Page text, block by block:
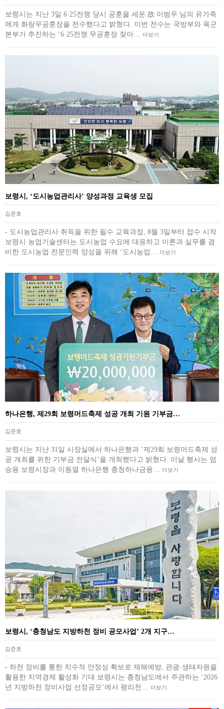
보령시는 지난 3일 6·25전쟁 당시 공훈을 세운 故 이범우 님의 유가족
에게 화랑무공훈장을 전수했다고 밝혔다. 이번 전수는 국방부와 육군
본부가 추진하는 ‘6·25전쟁 무공훈장 찾아… 더보기
보령시, ‘도시농업관리사’ 양성과정 교육생 모집
김준호
- 도시농업관리사 취득을 위한 필수 교육과정, 8월 3일부터 접수 시작
보령시 농업기술센터는 도시농업 수요에 대응하고 이론과 실무를 겸
비한 도시농업 전문인력 양성을 위해 ‘도시농업… 더보기
하나은행, 제29회 보령머드축제 성공 개최 기원 기부금…
김준호
보령시는 지난 31일 시장실에서 하나은행과 ‘제29회 보령머드축제 성
공 개최를 위한 기부금 전달식’을 개최했다고 밝혔다. 이날 행사는 엄
승용 보령시장과 이동열 하나은행 충청하나금융…
더보기
보령시, ‘충청남도 지방하천 정비 공모사업’ 2개 지구…
김준호
- 하천 정비를 통한 치수적 안정성 확보로 재해예방, 관광·생태자원을
활용한 지역경제 활성화 기대 보령시는 충청남도에서 주관하는 ‘2026
년 지방하천 정비사업 선정공모’에서 평리천…
더보기